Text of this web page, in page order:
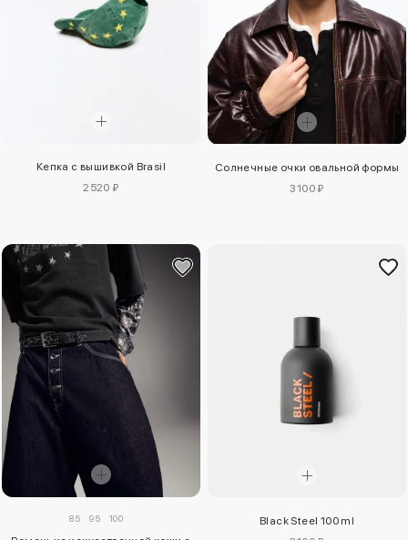
Кепка с вышивкой Brasil
2520 ₽
Солнечные очки овальной формы
3100 ₽
85 95 100
Black Steel 100 ml